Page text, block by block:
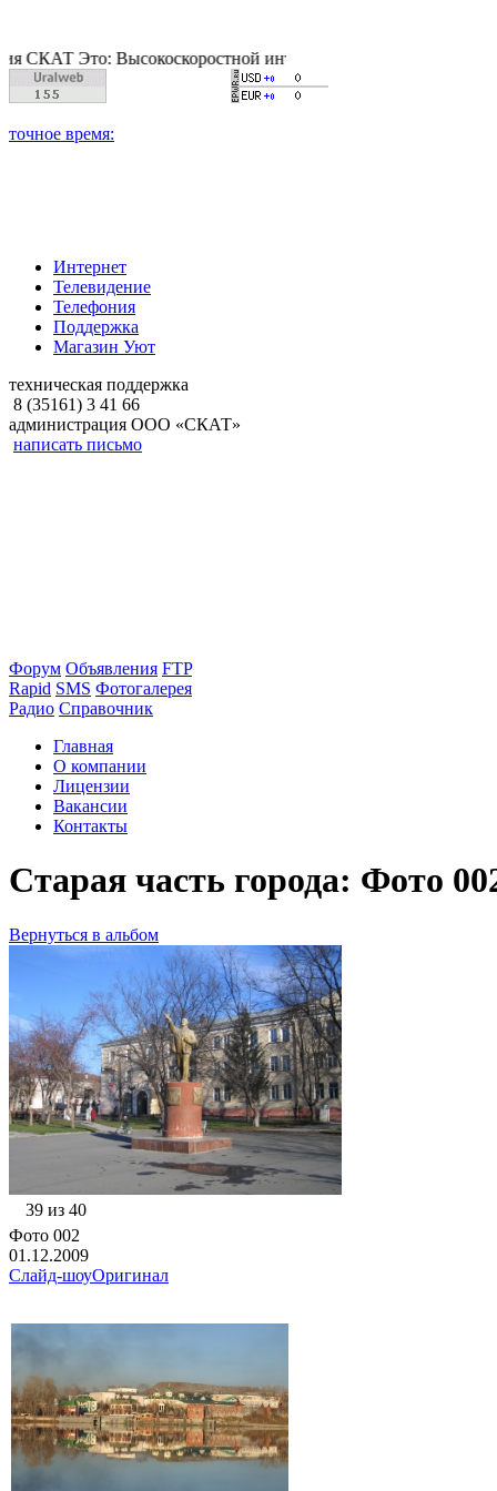
Это: Высокоскоростной интернет, качественное цифровое и
Интернет
Телевидение
Телефония
Поддержка
Магазин Уют
техническая поддержка
8 (35161) 3 41 66
администрация ООО «СКАТ»
написать письмо
Форум Объявления FTP
Rapid SMS Фотогалерея
Радио Справочник
Главная
О компании
Лицензии
Вакансии
Контакты
Старая часть города: Фото
Вернуться в альбом
39 из 40
Фото 002
01.12.2009
Слайд-шоуОригинал